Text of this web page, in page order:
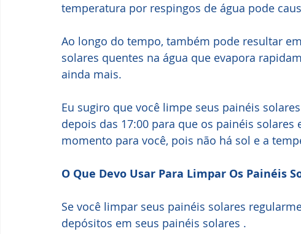
temperatura por respingos de água pode
Ao longo do tempo, também pode resultar
solares quentes na água que evapora
ainda mais.
Eu sugiro que você limpe seus painéis
depois das 17:00 para que os painéis
momento para você, pois não há sol e a
O Que Devo Usar Para Limpar Os Painéis
Se você limpar seus painéis solares
depósitos em seus painéis solares .